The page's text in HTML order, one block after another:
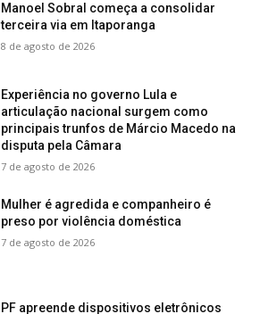
Manoel Sobral começa a consolidar
terceira via em Itaporanga
8 de agosto de 2026
Experiência no governo Lula e
articulação nacional surgem como
principais trunfos de Márcio Macedo na
disputa pela Câmara
7 de agosto de 2026
Mulher é agredida e companheiro é
preso por violência doméstica
7 de agosto de 2026
PF apreende dispositivos eletrônicos